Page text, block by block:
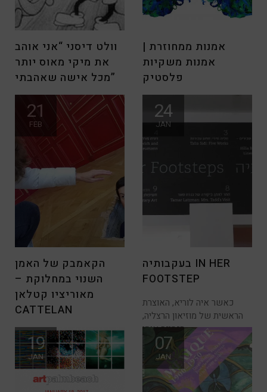
וולט דיסני “אני אוהב
את מיקי מאוס יותר
מכל אישה שאהבתי”
לכבוד יום האישה שמתערבב
לו בהכנות לפורים אני משתפת
אותכם
אמנות ממחוזרת |
אמנות משקיות
פלסטיק
הכישרון הגדול של אמן מוכשר
הוא לדעת לעשות אומנות יש
21
FEB
הקאמבק של האמן
השנוי במחלוקת –
מאוריציו קטלאן
CATTELAN
“ההומור כדרך תקשורת עוזר
לשבור את מחסום הביישנות”
מאוריציו קטלאן
24
JAN
בעקבותיה IN HER
FOOTSTEP
כאשר איה לוריא, האוצרת
הראשית של מוזיאון הרצליה,
הזמינה אותי
19
JAN 07
JAN